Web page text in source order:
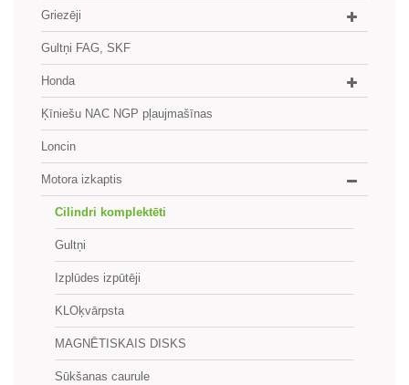
Griezēji
Gultņi FAG, SKF
Honda
Ķīniešu NAC NGP pļaujmašīnas
Loncin
Motora izkaptis
Cilindri komplektēti
Gultņi
Izplūdes izpūtēji
KLOķvārpsta
MAGNĒTISKAIS DISKS
Sūkšanas caurule